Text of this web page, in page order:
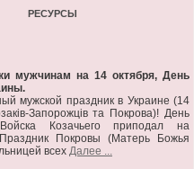
РЕСУРСЫ
мужчинам на 14 октября, День
мужской праздник в Украине (14
Запорожців та Покрова)! День
Козачьего приподал на
Покровы (Матерь Божья
всех Далее ...